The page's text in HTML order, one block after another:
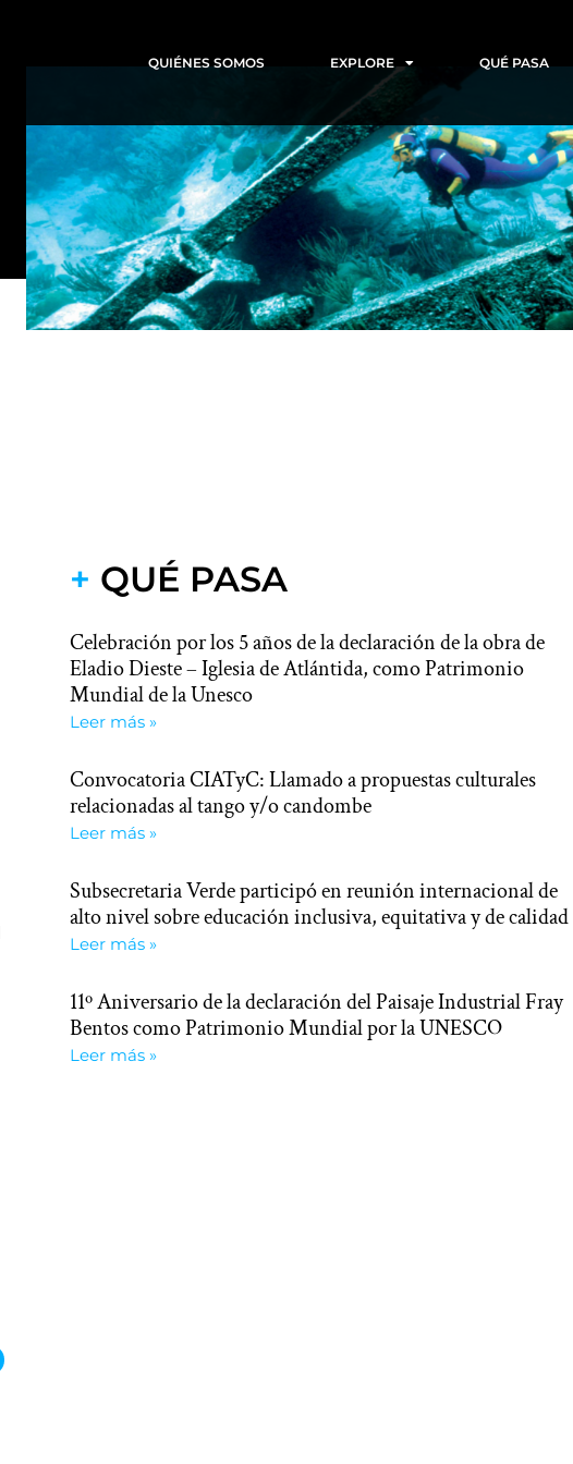
QUIÉNES SOMOS EXPLORE QUÉ PASA
+ QUÉ PASA
Celebración por los 5 años de la declaración de la obra de
Eladio Dieste – Iglesia de Atlántida, como Patrimonio
Mundial de la Unesco
Leer más »
Convocatoria CIATyC: Llamado a propuestas culturales
relacionadas al tango y/o candombe
Leer más »
Subsecretaria Verde participó en reunión internacional de
alto nivel sobre educación inclusiva, equitativa y de calidad
Leer más »
11º Aniversario de la declaración del Paisaje Industrial Fray
Bentos como Patrimonio Mundial por la UNESCO
Leer más »